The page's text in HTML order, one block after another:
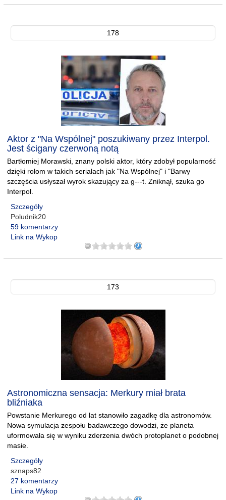
178
Aktor z "Na Wspólnej" poszukiwany przez Interpol.
Jest ścigany czerwoną notą
Bartłomiej Morawski, znany polski aktor, który zdobył popularność
dzięki rolom w takich serialach jak "Na Wspólnej" i "Barwy
szczęścia usłyszał wyrok skazujący za g---t. Zniknął, szuka go
Interpol.
Szczegóły
Poludnik20
59 komentarzy
Link na Wykop
173
Astronomiczna sensacja: Merkury miał brata
bliźniaka
Powstanie Merkurego od lat stanowiło zagadkę dla astronomów.
Nowa symulacja zespołu badawczego dowodzi, że planeta
uformowała się w wyniku zderzenia dwóch protoplanet o podobnej
masie.
Szczegóły
sznaps82
27 komentarzy
Link na Wykop